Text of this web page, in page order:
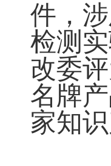
件，
检测
改委
名牌
家知